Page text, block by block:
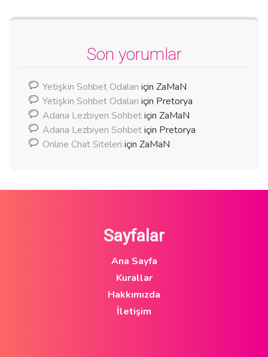
Son yorumlar
Yetişkin Sohbet Odaları için ZaMaN
Yetişkin Sohbet Odaları için Pretorya
Adana Lezbiyen Sohbetiçin ZaMaN
Adana Lezbiyen Sohbetiçin Pretorya
Online Chat Siteleri için ZaMaN
Sayfalar
Ana Sayfa
Kurallar
Hakkımızda
İletişim